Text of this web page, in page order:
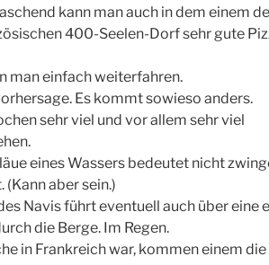
kann man auch in dem einem
400-Seelen-Dorf sehr gute
man einfach weiterfahren.
Es kommt sowieso anders.
sehr viel und vor allem sehr viel
eines Wassers bedeutet nicht
(Kann aber sein.)
Navis führt eventuell auch über eine
die Berge. Im Regen.
in Frankreich war, kommen einem die